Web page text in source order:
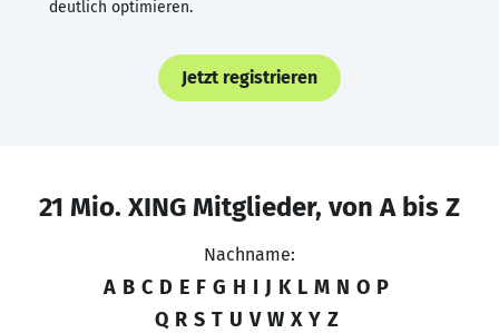
deutlich optimieren.
Jetzt registrieren
21 Mio. XING Mitglieder, von A bis Z
Nachname:
A B C D E F G H I J K L M N O P
Q R S T U V W X Y Z